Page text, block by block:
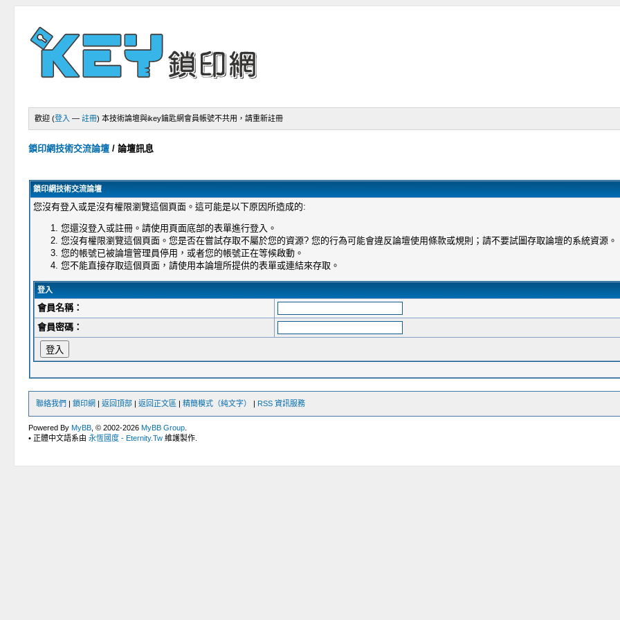
歡迎 (登入 —註冊) 本技術論壇與ikey鑰匙網會員帳號不共用，請重新註冊
鎖印網技術交流論壇 /論壇訊息
鎖印網技術交流論壇
您沒有登入或是沒有權限瀏覽這個頁面。這可能是以下原因所造成的:
您還沒登入或註冊。請使用頁面底部的表單進行登入。
您沒有權限瀏覽這個頁面。您是否在嘗試存取不屬於您的資源? 您的行為可能會違反論壇使用條款或規則；請不要試圖存取論壇的系統資源。
您的帳號已被論壇管理員停用，或者您的帳號正在等候啟動。
您不能直接存取這個頁面，請使用本論壇所提供的表單或連結來存取。
登入
會員名稱：
會員密碼：
聯絡我們 |鎖印網 |返回頂部 |返回正文區 |精簡模式（純文字） | RSS 資訊服務
Powered ByMyBB , © 2002-2026MyBB Group
• 正體中文語系由永恆國度 - Eternity.Tw 維護製作.